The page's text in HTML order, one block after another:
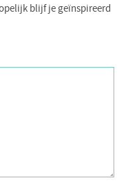
blijf je geïnspireerd